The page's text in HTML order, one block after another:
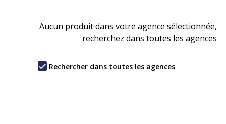
Aucun produit dans votre agence sélectionnée,
recherchez dans toutes les agences
Rechercher dans toutes les agences